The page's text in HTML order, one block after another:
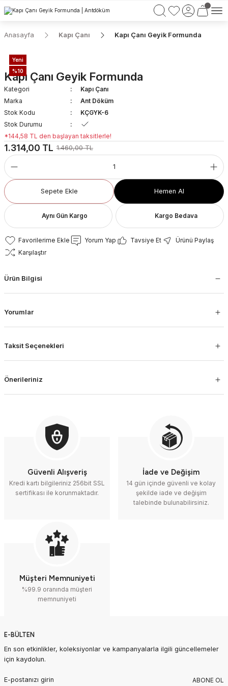
750 TL VE ÜZERİ ALIŞVERİŞLERİNİZDE KARGO BEDAVA!
Anasayfa Kapı Çanı Kapı Çanı Geyik Formunda
Yeni
%10
Kapı Çanı Geyik Formunda
Kategori
Kapı Çanı
Marka
Ant Döküm
Stok Kodu
KÇGYK-6
Stok Durumu
*144,58 TL den başlayan taksitlerle!
1.314,00 TL 1.460,00 TL
Sepete Ekle Hemen Al
Aynı Gün Kargo Kargo Bedava
Yorum Yap Tavsiye Et
Ürünü Paylaş
Karşılaştır
Ürün Bilgisi
Yorumlar
Taksit Seçenekleri
Önerileriniz
Güvenli Alışveriş
Kredi kartı bilgileriniz 256bit SSL
sertifikası ile korunmaktadır.
İade ve Değişim
14 gün içinde güvenli ve kolay
şekilde iade ve değişim
talebinde bulunabilirsiniz.
Müşteri Memnuniyeti
%99.9 oranında müşteri
memnuniyeti
E-BÜLTEN
En son etkinlikler, koleksiyonlar ve kampanyalarla ilgili güncellemeler
için kaydolun.
ABONE OL